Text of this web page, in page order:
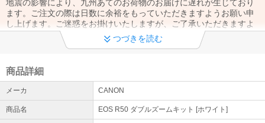
地震の影響により、九州あてのお荷物のお届けに遅れが生じており
ます。ご注文の際は日数に余裕をもっていただきますようお願い申
し上げます。ご迷惑をお掛けいたしますが、ご了承いただきますよ
うお願いいたします。
繁忙期や自然災害などによる商品配送遅延に関して
ご注文時、指定いただきました、配送日時に間に合うよう出荷させ
ていただいておりますが、荷物量が増える繁忙期や天候不良などの
影響で配送が遅れる場合がございます。ご容赦頂きますようお願い
つづきを読む
商品詳細
メーカ CANON
商品名 EOS R50 ダブルズームキット [ホワイト]